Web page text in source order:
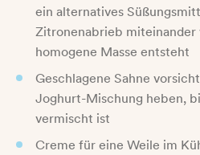
ein alternatives
Zitronenabrieb miteinander
homogene Masse entsteht
Geschlagene Sahne
Joghurt-Mischung heben,
vermischt ist
Creme für eine Weile im